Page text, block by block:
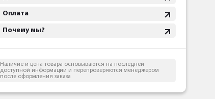
Оплата
Почему мы?
Наличие и цена товара основываются на последней
доступной информации и перепроверяются менеджером
после оформления заказа